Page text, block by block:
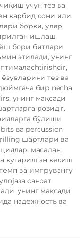
учун тез ва
карбид сони или
борки, улар
ишлаш
бори битлари
этилади, унинг
тез ва
бир necha
унинг мақсади
розидir.
бўлиши
ва percussion
шартлари ва
масалан,
кутарилган кесиш
ва импрувангу
саноат
унинг мақсади
надёжность ва